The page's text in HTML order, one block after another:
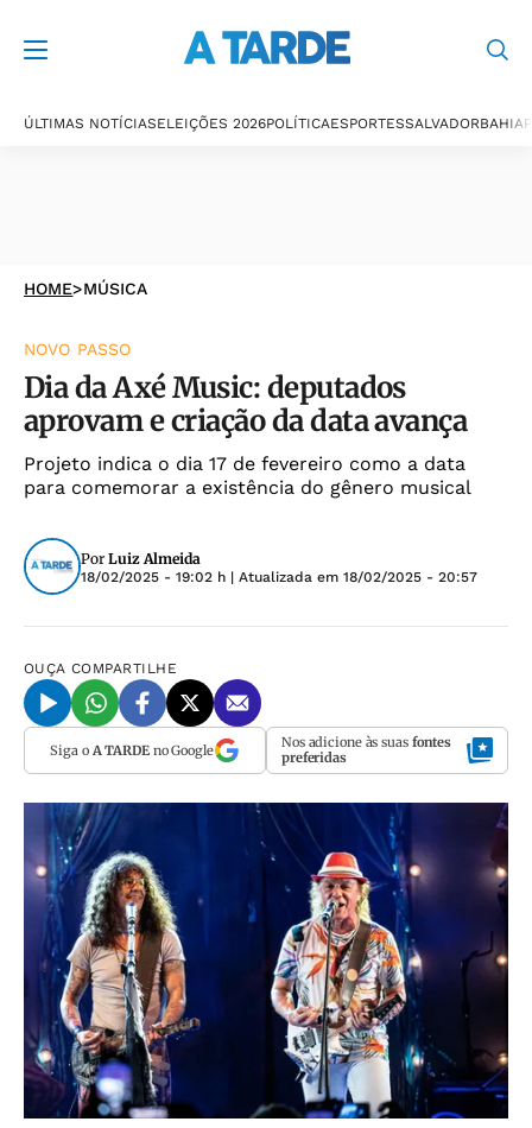
ÚLTIMAS NOTÍCIASELEIÇÕES 2026POLÍTICAESPORTESSALVADORBAHIA
HOME>MÚSICA
NOVO PASSO
Dia da Axé Music: deputados
aprovam e criação da data avança
Projeto indica o dia 17 de fevereiro como a data
para comemorar a existência do gênero musical
Por Luiz Almeida
18/02/2025 - 19:02 h | Atualizada em 18/02/2025 - 20:57
OUÇA COMPARTILHE
Siga o A TARDEno Google Nos adicione às suas fontes
preferidas